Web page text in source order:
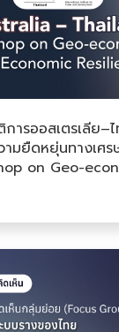
การออสเตรเลีย
ามยืดหยุ่นทางเศ
on Geo-